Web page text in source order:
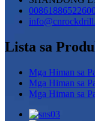
Lista sa
Mga Himan sa
Mga Himan sa
Mga Himan sa